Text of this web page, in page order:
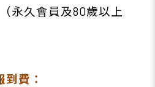
永久會員及80歲以上
費：